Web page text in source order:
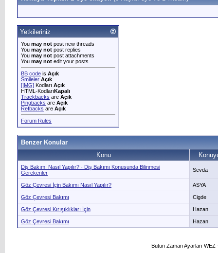
Yetkileriniz
You may not post new threads
You may not post replies
You may not post attachments
You may not edit your posts
BB code is Açık
Smileler Açık
[IMG] Kodları Açık
HTML-KodlarıKapalı
Trackbacks are Açık
Pingbacks are Açık
Refbacks are Açık
Forum Rules
Benzer Konular
Konu
Diş Bakımı Nasıl Yapılır? - Diş Bakımı Konusunda Bilinmesi
Gerekenler
Sevda
Göz Çevresi İçin Bakımı Nasıl Yapılır? ASYA
Göz Çevresi Bakımı Cigde
Göz Çevresi Kırışıklıkları İçin Hazan
Göz Çevresi Bakımı Hazan
Bütün Zaman Ayarları